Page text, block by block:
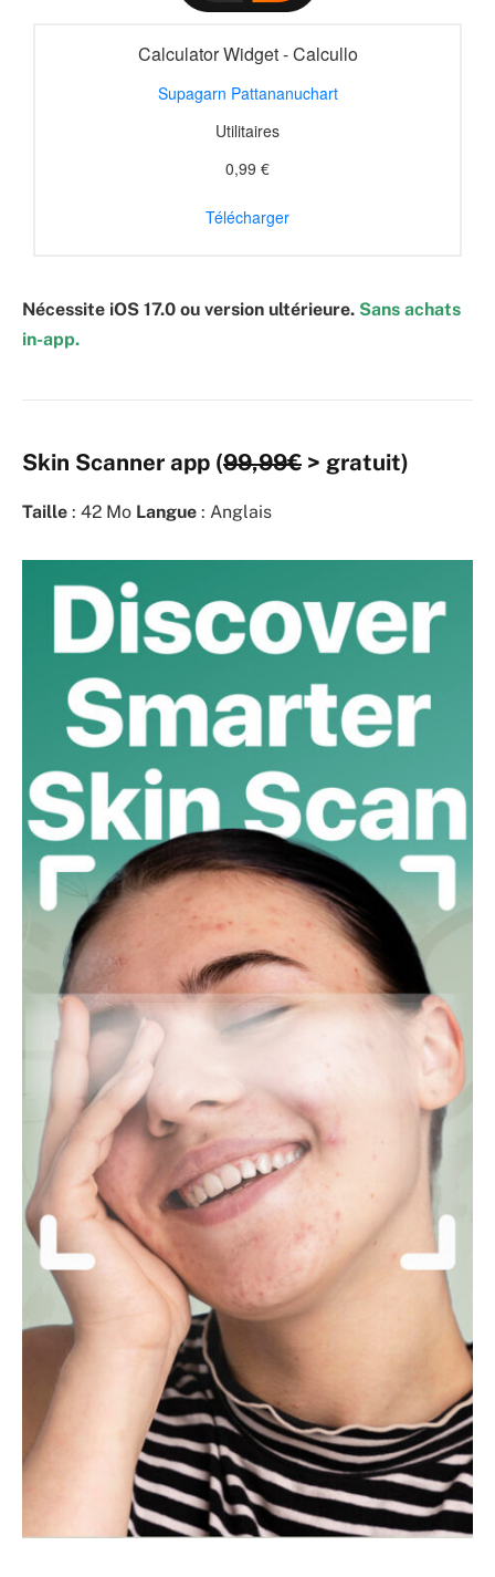
Calculator Widget - Calcullo
Supagarn Pattananuchart
Utilitaires
0,99 €
Télécharger
Nécessite iOS 17.0 ou version ultérieure. Sans achats
in-app.
Skin Scanner app (99,99€ > gratuit)
Taille : 42 Mo Langue : Anglais